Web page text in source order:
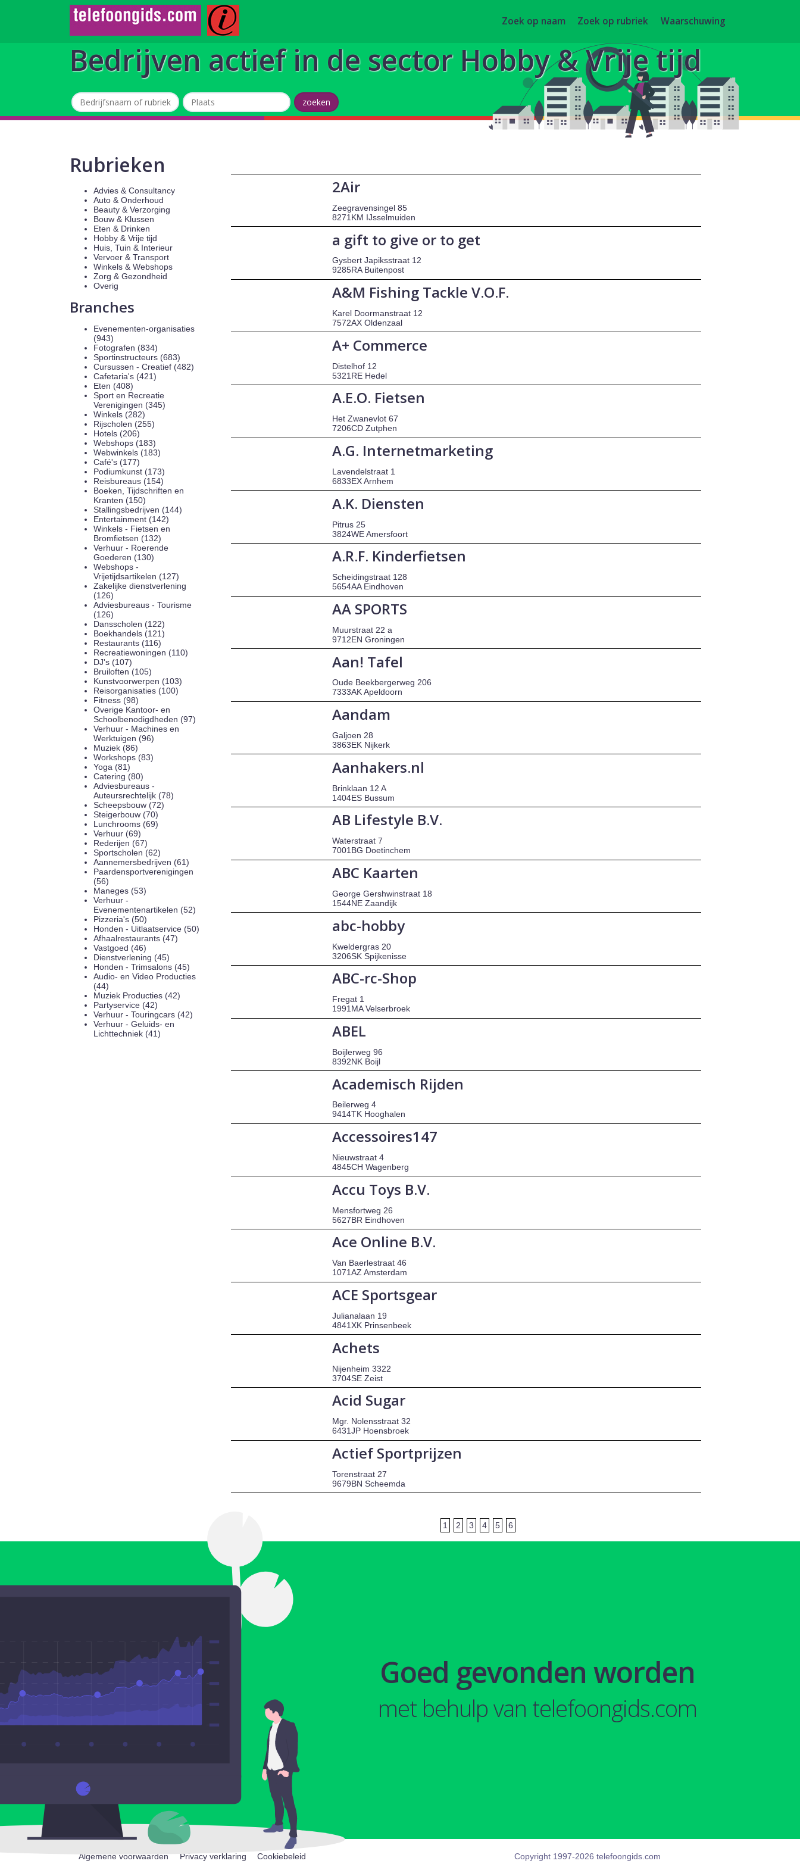
Zoek op naam Zoek op rubriek Waarschuwing
Bedrijven actief in de sector Hobby & Vrije tijd
Rubrieken
Advies & Consultancy
Auto & Onderhoud
Beauty & Verzorging
Bouw & Klussen
Eten & Drinken
Hobby & Vrije tijd
Huis, Tuin & Interieur
Vervoer & Transport
Winkels & Webshops
Zorg & Gezondheid
Overig
Branches
Evenementen-organisaties
(943)
Fotografen (834)
Sportinstructeurs (683)
Cursussen - Creatief (482)
Cafetaria's (421)
Eten (408)
Sport en Recreatie
Verenigingen (345)
Winkels (282)
Rijscholen (255)
Hotels (206)
Webshops (183)
Webwinkels (183)
Café's (177)
Podiumkunst (173)
Reisbureaus (154)
Boeken, Tijdschriften en
Kranten (150)
Stallingsbedrijven (144)
Entertainment (142)
Winkels - Fietsen en
Bromfietsen (132)
Verhuur - Roerende
Goederen (130)
Webshops -
Vrijetijdsartikelen (127)
Zakelijke dienstverlening
(126)
Adviesbureaus - Tourisme
(126)
Dansscholen (122)
Boekhandels (121)
Restaurants (116)
Recreatiewoningen (110)
DJ's (107)
Bruiloften (105)
Kunstvoorwerpen (103)
Reisorganisaties (100)
Fitness (98)
Overige Kantoor- en
Schoolbenodigdheden (97)
Verhuur - Machines en
Werktuigen (96)
Muziek (86)
Workshops (83)
Yoga (81)
Catering (80)
Adviesbureaus -
Auteursrechtelijk (78)
Scheepsbouw (72)
Steigerbouw (70)
Lunchrooms (69)
Verhuur (69)
Rederijen (67)
Sportscholen (62)
Aannemersbedrijven (61)
Paardensportverenigingen
(56)
Maneges (53)
Verhuur -
Evenementenartikelen (52)
Pizzeria's (50)
Honden - Uitlaatservice (50)
Afhaalrestaurants (47)
Vastgoed (46)
Dienstverlening (45)
Honden - Trimsalons (45)
Audio- en Video Producties
(44)
Muziek Producties (42)
Partyservice (42)
Verhuur - Touringcars (42)
Verhuur - Geluids- en
Lichttechniek (41)
2Air
Zeegravensingel 85
8271KM IJsselmuiden
a gift to give or to get
Gysbert Japiksstraat 12
9285RA Buitenpost
A&M Fishing Tackle V.O.F.
Karel Doormanstraat 12
7572AX Oldenzaal
A+ Commerce
Distelhof 12
5321RE Hedel
A.E.O. Fietsen
Het Zwanevlot 67
7206CD Zutphen
A.G. Internetmarketing
Lavendelstraat 1
6833EX Arnhem
A.K. Diensten
Pitrus 25
3824WE Amersfoort
A.R.F. Kinderfietsen
Scheidingstraat 128
5654AA Eindhoven
AA SPORTS
Muurstraat 22 a
9712EN Groningen
Aan! Tafel
Oude Beekbergerweg 206
7333AK Apeldoorn
Aandam
Galjoen 28
3863EK Nijkerk
Aanhakers.nl
Brinklaan 12 A
1404ES Bussum
AB Lifestyle B.V.
Waterstraat 7
7001BG Doetinchem
ABC Kaarten
George Gershwinstraat 18
1544NE Zaandijk
abc-hobby
Kweldergras 20
3206SK Spijkenisse
ABC-rc-Shop
Fregat 1
1991MA Velserbroek
ABEL
Boijlerweg 96
8392NK Boijl
Academisch Rijden
Beilerweg 4
9414TK Hooghalen
Accessoires147
Nieuwstraat 4
4845CH Wagenberg
Accu Toys B.V.
Mensfortweg 26
5627BR Eindhoven
Ace Online B.V.
Van Baerlestraat 46
1071AZ Amsterdam
ACE Sportsgear
Julianalaan 19
4841XK Prinsenbeek
Achets
Nijenheim 3322
3704SE Zeist
Acid Sugar
Mgr. Nolensstraat 32
6431JP Hoensbroek
Actief Sportprijzen
Torenstraat 27
9679BN Scheemda
1 2 3 4 5 6
Goed gevonden worden
met behulp van telefoongids.com
Algemene voorwaarden Privacy verklaring Cookiebeleid Copyright 1997-2026 telefoongids.com